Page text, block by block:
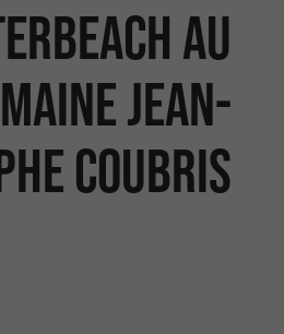
au
Jean-
Coubris